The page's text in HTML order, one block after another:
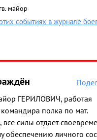
гв. майор
событиях в журнале
ГЕРИЛОВИЧ, работая
полка по мат.
силы отдает
обеспечению личного